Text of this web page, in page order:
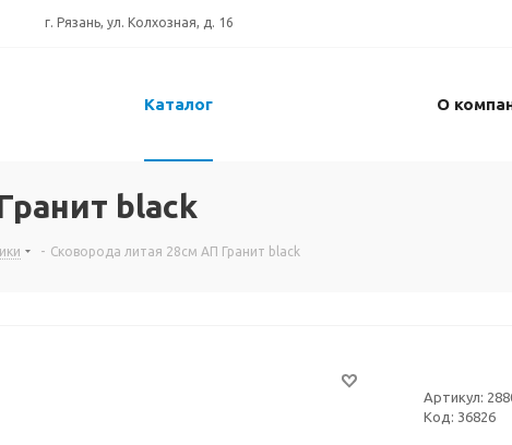
г. Рязань, ул. Колхозная, д. 16
Каталог О
black
- Сковорода литая 28см АП Гранит black
Артикул:
Код: 36826